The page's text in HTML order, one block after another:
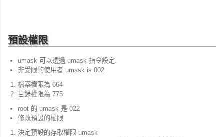
預設權限
umask 可以透過 umask 指令設定.
非受限的使用者 umask is 002
檔案權限為 664
目錄權限為 775
root 的 umask 是 022
修改預設的權限
決定預設的存取權限 umask